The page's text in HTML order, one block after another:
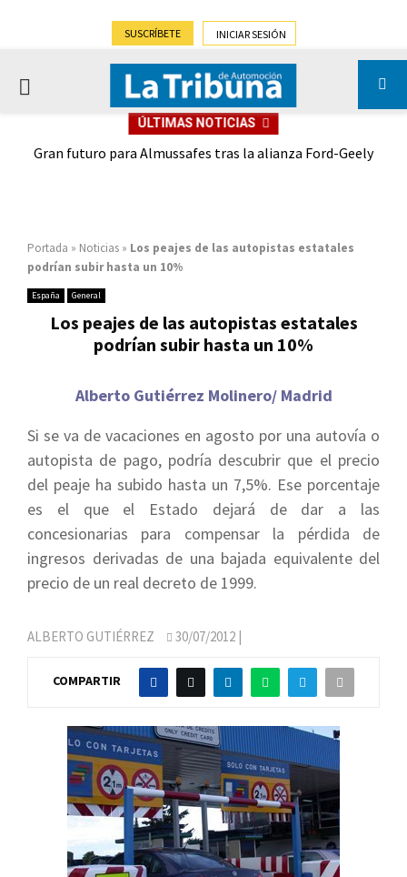
SUSCRÍBETE INICIAR SESIÓN
PRIMARY
ÚLTIMAS NOTICIAS
Gran futuro para Almussafes tras la alianza Ford-Geely
Portada » Noticias » Los peajes de las autopistas estatales
podrían subir hasta un 10%
España General
Los peajes de las autopistas estatales
podrían subir hasta un 10%
Alberto Gutiérrez Molinero/ Madrid
Si se va de vacaciones en agosto por una autovía o
autopista de pago, podría descubrir que el precio
del peaje ha subido hasta un 7,5%. Ese porcentaje
es el que el Estado dejará de dar a las
concesionarias para compensar la pérdida de
ingresos derivadas de una bajada equivalente del
precio de un real decreto de 1999.
ALBERTO GUTIÉRREZ 30/07/2012 |
COMPARTIR